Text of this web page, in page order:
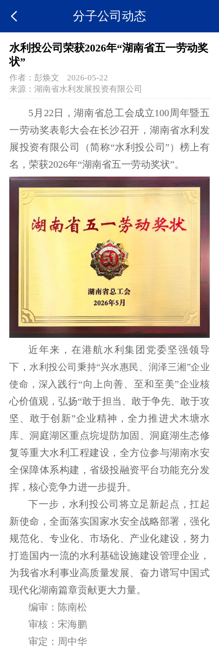
分子公司动态
水利投公司荣获2026年“湖南省五一劳动奖
状”
作者：彭焕文
2026-05-22
来源：湖南省水利发展投资有限公司
5月22日，湖南省总工会成立100周年暨五
一劳动奖表彰大会在长沙召开，湖南省水利发
展投资有限公司（简称“水利投公司 ”）榜上有
名，荣获2026年“湖南省五一劳动奖状”。
近年来，在港航水利集团党委坚强领导
下， 水利投公司 秉持“兴水惠民、润泽三湘”企业
使命， 深入 践行“向上向善、至和至美”企业核
心价值观，弘扬“敢于担当、敢于争先、敢于攻
坚、敢于创新”企业精神，全力推进犬木塘水
库、洞庭湖区重点垸堤防加固、洞庭湖生态修
复等重大水利工程建设，全方位参与湖南水安
全保障体系构建，省级投融资平台功能充分发
挥，核心竞争力进一步提升。
下一步，水利投公司将立足新起点，扛起
新使命，全面落实国家水安全战略部署，强化
规范化、专业化、市场化、产业化建设，努力
打造国内一流的水利基础设施建设管理企业，
为我省水利事业高质量发展、奋力谱写中国式
现代化湖南篇章贡献更大力量。
编审：陈南松
审核：宋海鹏
审定：周中华